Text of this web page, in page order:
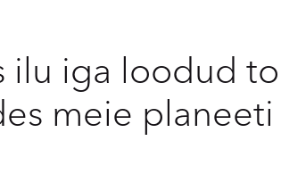
ilu iga loodud
meie